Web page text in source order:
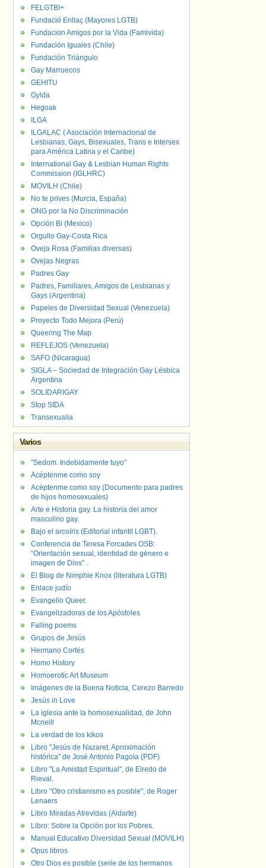
FELGTBI+
Fundació Enllaç (Mayores LGTB)
Fundacion Amigos por la Vida (Famivida)
Fundación Iguales (Chile)
Fundación Triángulo
Gay Marruecos
GEHITU
Gylda
Hegoak
ILGA
ILGALAC ( Asociación Internacional de
Lesbianas, Gays, Bisexuales, Trans e Intersex
para América Latina y el Caribe)
International Gay & Lesbian Human Rights
Commission (IGLHRC)
MOVILH (Chile)
No te prives (Murcia, España)
ONG por la No Discriminación
Opción Bi (Mexico)
Orgullo Gay-Costa Rica
Oveja Rosa (Familias diversas)
Ovejas Negras
Padres Gay
Padres, Familiares, Amigos de Lesbianas y
Gays (Argentina)
Papeles de Diversidad Sexual (Venezuela)
Proyecto Todo Mejora (Perú)
Queering The Map
REFLEJOS (Venezuela)
SAFO (Nicaragua)
SIGLA – Sociedad de Integración Gay Lésbica
Argentina
SOLIDARIGAY
Stop SIDA
Transexualia
Varios
"Sedom. Indebidamente tuyo"
Acéptenme como soy
Acéptenme como soy (Documento para padres
de hijos homosexuales)
Arte e Historia gay. La historia del amor
masculino gay.
Bajo el arcoíris (Editorial infantil LGBT).
Conferencia de Teresa Forcades OSB:
“Orientación sexual, identidad de género e
imagen de Dios” .
El Blog de Nimphie Knox (literatura LGTB)
Enlace judío
Evangelio Queer.
Evangelizadoras de los Apóstoles
Falling poems
Grupos de Jesús
Hermano Cortés
Homo History
Homoerotic Art Museum
Imágenes de la Buena Noticia, Cerezo Barredo
Jesús in Love
La iglesia ante la homosexualidad, de John
Mcneill
La verdad de los kikos
Libro "Jesús de Nazaret. Aproximación
histórica" de José Antonio Pagola (PDF)
Libro "La Amistad Espiritual", de Elredo de
Rieval.
Libro "Otro cristianismo es posible", de Roger
Lenaers
Libro Miradas Atrevidas (Aldarte)
Libro: Sobre la Opción por los Pobres.
Manual Educativo Diversidad Sexual (MOVILH)
Opus libros
Otro Dios es posible (serie de los hermanos